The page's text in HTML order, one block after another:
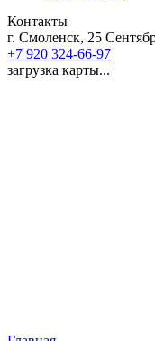
Контакты
г. Смоленск, 25
+7 920 324-66-97
загрузка карты...